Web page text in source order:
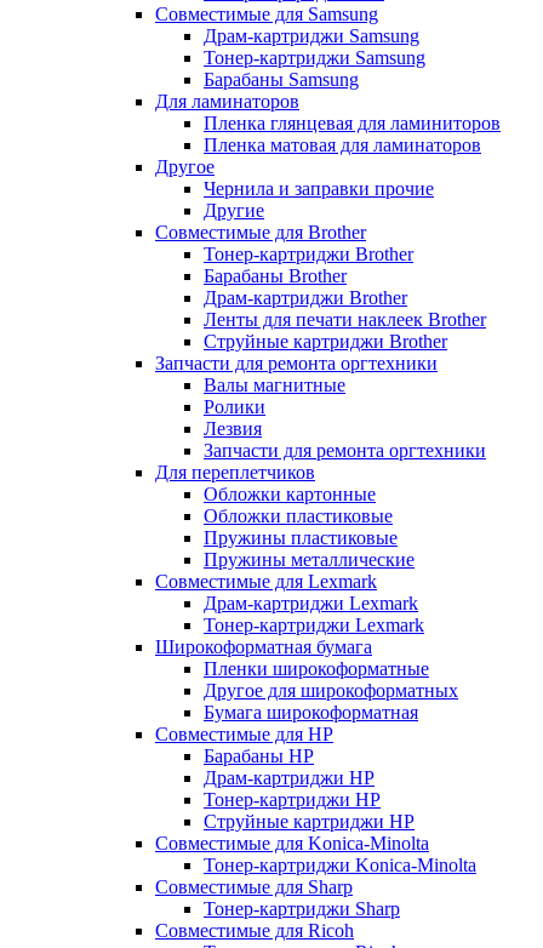
Совместимые для Samsung
Драм-картриджи Samsung
Тонер-картриджи Samsung
Барабаны Samsung
Для ламинаторов
Пленка глянцевая для ламиниторов
Пленка матовая для ламинаторов
Другое
Чернила и заправки прочие
Другие
Совместимые для Brother
Тонер-картриджи Brother
Барабаны Brother
Драм-картриджи Brother
Ленты для печати наклеек Brother
Струйные картриджи Brother
Запчасти для ремонта оргтехники
Валы магнитные
Ролики
Лезвия
Запчасти для ремонта оргтехники
Для переплетчиков
Обложки картонные
Обложки пластиковые
Пружины пластиковые
Пружины металлические
Совместимые для Lexmark
Драм-картриджи Lexmark
Тонер-картриджи Lexmark
Широкоформатная бумага
Пленки широкоформатные
Другое для широкоформатных
Бумага широкоформатная
Совместимые для HP
Барабаны HP
Драм-картриджи HP
Тонер-картриджи HP
Струйные картриджи HP
Совместимые для Konica-Minolta
Тонер-картриджи Konica-Minolta
Совместимые для Sharp
Тонер-картриджи Sharp
Совместимые для Ricoh